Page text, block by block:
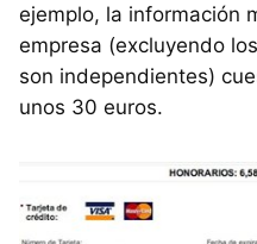
ejemplo, la información
empresa (excluyendo
son independientes)
unos 30 euros.